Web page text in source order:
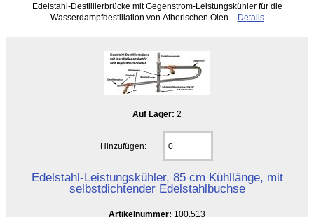
Edelstahl-Destillierbrücke mit Gegenstrom-Leistungskühler für die
Wasserdampfdestillation von Ätherischen Ölen
Details
Auf Lager: 2
Hinzufügen:
Edelstahl-Leistungskühler, 85 cm Kühllänge, mit
selbstdichtender Edelstahlbuchse
Artikelnummer: 100.513